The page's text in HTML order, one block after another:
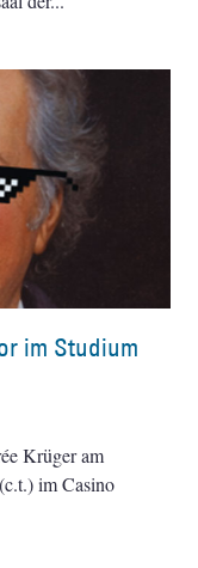
im Studium
Krüger am
im Casino